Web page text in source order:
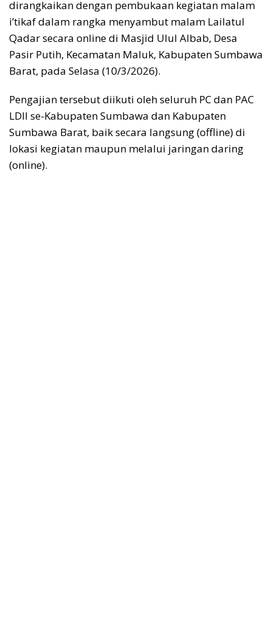
dirangkaikan dengan pembukaan kegiatan malam
i’tikaf dalam rangka menyambut malam Lailatul
Qadar secara online di Masjid Ulul Albab, Desa
Pasir Putih, Kecamatan Maluk, Kabupaten Sumbawa
Barat, pada Selasa (10/3/2026).
Pengajian tersebut diikuti oleh seluruh PC dan PAC
LDII se-Kabupaten Sumbawa dan Kabupaten
Sumbawa Barat, baik secara langsung (offline) di
lokasi kegiatan maupun melalui jaringan daring
(online).